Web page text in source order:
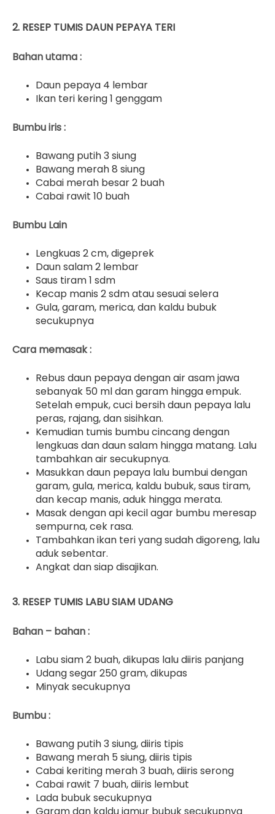
2. RESEP TUMIS DAUN PEPAYA TERI
Bahan utama :
Daun pepaya 4 lembar
Ikan teri kering 1 genggam
Bumbu iris :
Bawang putih 3 siung
Bawang merah 8 siung
Cabai merah besar 2 buah
Cabai rawit 10 buah
Bumbu Lain
Lengkuas 2 cm, digeprek
Daun salam 2 lembar
Saus tiram 1 sdm
Kecap manis 2 sdm atau sesuai selera
Gula, garam, merica, dan kaldu bubuk
secukupnya
Cara memasak :
Rebus daun pepaya dengan air asam jawa
sebanyak 50 ml dan garam hingga empuk.
Setelah empuk, cuci bersih daun pepaya lalu
peras, rajang, dan sisihkan.
Kemudian tumis bumbu cincang dengan
lengkuas dan daun salam hingga matang. Lalu
tambahkan air secukupnya.
Masukkan daun pepaya lalu bumbui dengan
garam, gula, merica, kaldu bubuk, saus tiram,
dan kecap manis, aduk hingga merata.
Masak dengan api kecil agar bumbu meresap
sempurna, cek rasa.
Tambahkan ikan teri yang sudah digoreng, lalu
aduk sebentar.
Angkat dan siap disajikan.
3. RESEP TUMIS LABU SIAM UDANG
Bahan – bahan :
Labu siam 2 buah, dikupas lalu diiris panjang
Udang segar 250 gram, dikupas
Minyak secukupnya
Bumbu :
Bawang putih 3 siung, diiris tipis
Bawang merah 5 siung, diiris tipis
Cabai keriting merah 3 buah, diiris serong
Cabai rawit 7 buah, diiris lembut
Lada bubuk secukupnya
Garam dan kaldu jamur bubuk secukupnya